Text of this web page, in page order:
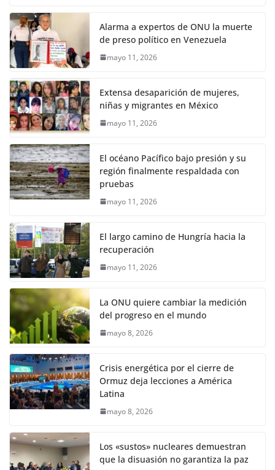
Alarma a expertos de ONU la muerte
de preso político en Venezuela
mayo 11, 2026
Extensa desaparición de mujeres,
niñas y migrantes en México
mayo 11, 2026
El océano Pacífico bajo presión y su
región finalmente respaldada con
pruebas
mayo 11, 2026
El largo camino de Hungría hacia la
recuperación
mayo 11, 2026
La ONU quiere cambiar la medición
del progreso en el mundo
mayo 8, 2026
Crisis energética por el cierre de
Ormuz deja lecciones a América
Latina
mayo 8, 2026
Los «sustos» nucleares demuestran
que la disuasión no garantiza la paz